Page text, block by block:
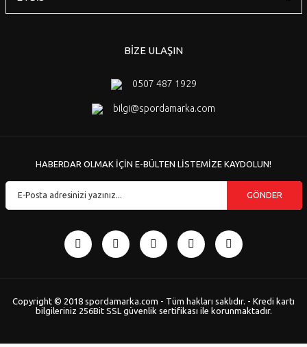
BİZE ULAŞIN
0507 487 1929
bilgi@spordamarka.com
HABERDAR OLMAK İÇİN E-BÜLTEN LİSTEMİZE KAYDOLUN!
GÖNDER
Copyright © 2018 spordamarka.com - Tüm hakları saklıdır. - Kredi kartı
bilgileriniz 256Bit SSL güvenlik sertifikası ile korunmaktadır.